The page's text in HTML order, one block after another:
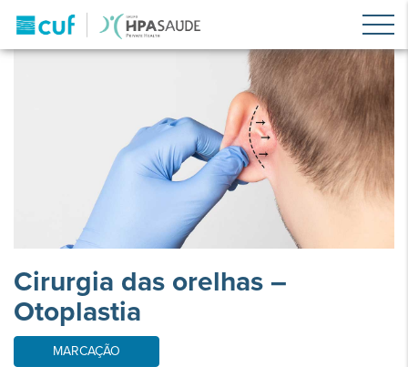
Cirurgia das orelhas –
Otoplastia
MARCAÇÃO